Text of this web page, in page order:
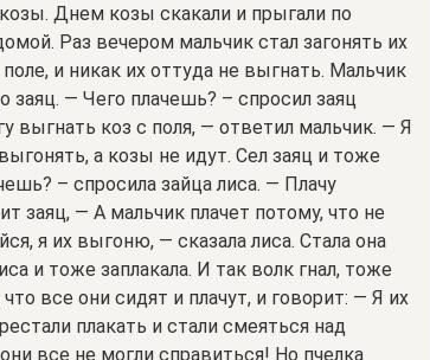
Днем козы скакали и прыгали по
Раз вечером мальчик стал загонять их
и никак их оттуда не выгнать. Мальчик
заяц. — Чего плачешь? – спросил заяц
выгнать коз с поля, — ответил мальчик. — Я
а козы не идут. Сел заяц и тоже
– спросила зайца лиса. — Плачу
заяц, — А мальчик плачет потому, что не
я их выгоню, — сказала лиса. Стала она
и тоже заплакала. И так волк гнал, тоже
все они сидят и плачут, и говорит: — Я их
плакать и стали смеяться над
все не могли справиться! Но пчелка